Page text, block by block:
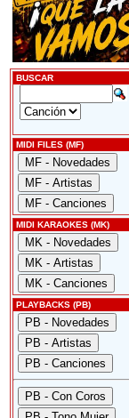
BUSCAR
MIDI FILES (MF)
MIDI KARAOKES (MK)
PLAYBACKS (PB)